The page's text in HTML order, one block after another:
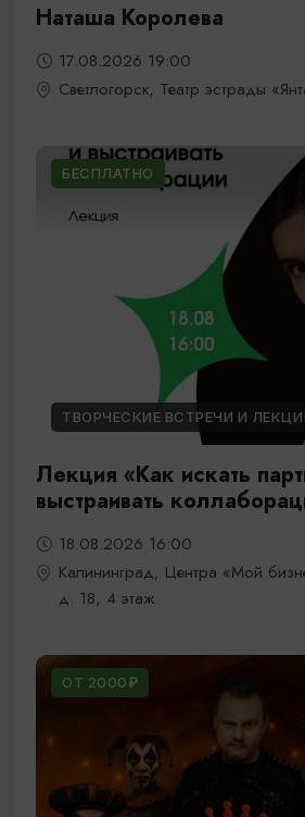
Наташа Королева
17.08.2026 19:00
Светлогорск, Театр эстрады
БЕСПЛАТНО
ТВОРЧЕСКИЕ ВСТРЕЧИ И
Лекция «Как искать
выстраивать
18.08.2026 16:00
Калининград, Центра «Мой
д. 18, 4 этаж
ОТ 2000₽